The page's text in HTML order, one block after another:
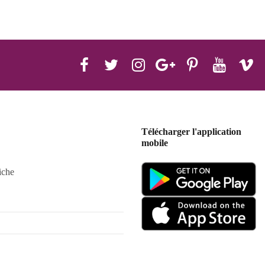
Télécharger l'application
mobile